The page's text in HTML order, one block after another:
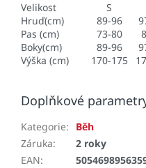
Velikost S
Hruď(cm)
89-96
Pas (cm)
73-80
Boky(cm)
89-96
Výška (cm)
170-175
Doplňkové
Kategorie:
Běh
Záruka:
2 roky
EAN: